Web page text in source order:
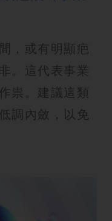
，或有明顯疤
。這代表事業
祟。建議這類
調內斂，以免